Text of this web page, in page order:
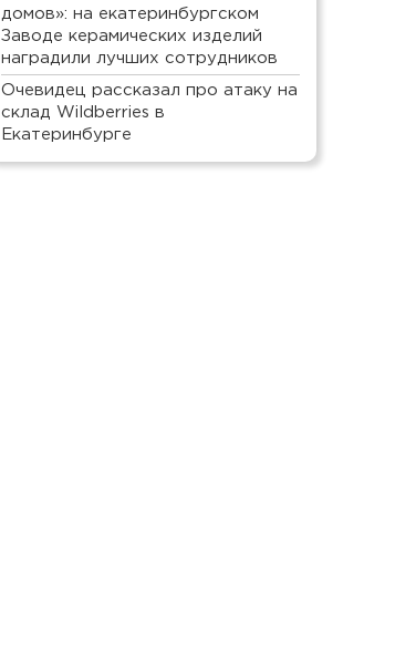
домов»: на екатеринбургском
Заводе керамических изделий
наградили лучших сотрудников
Очевидец рассказал про атаку на
склад Wildberries в
Екатеринбурге